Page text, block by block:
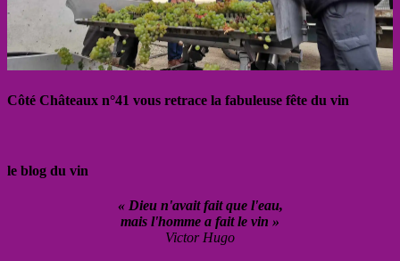
Côté Châteaux n°41 vous retrace la fabuleuse fête du vin
le blog du vin
« Dieu n'avait fait que l'eau,
mais l'homme a fait le vin »
Victor Hugo